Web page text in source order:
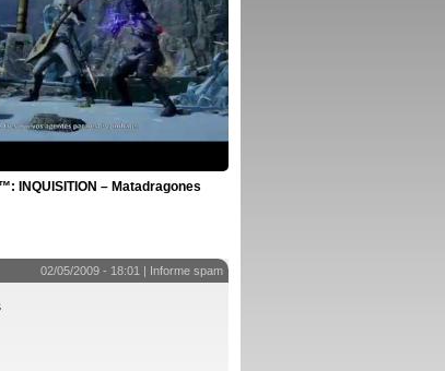
INQUISITION – Matadragones
02/05/2009 - 18:01 | Informe spam